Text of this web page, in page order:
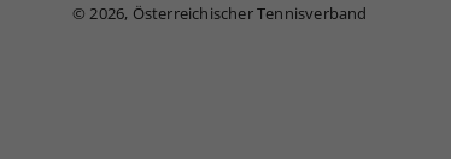
© 2026, Österreichischer Tennisverband